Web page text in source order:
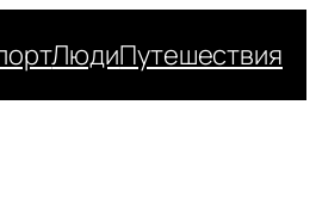
ЛюдиПутешествия